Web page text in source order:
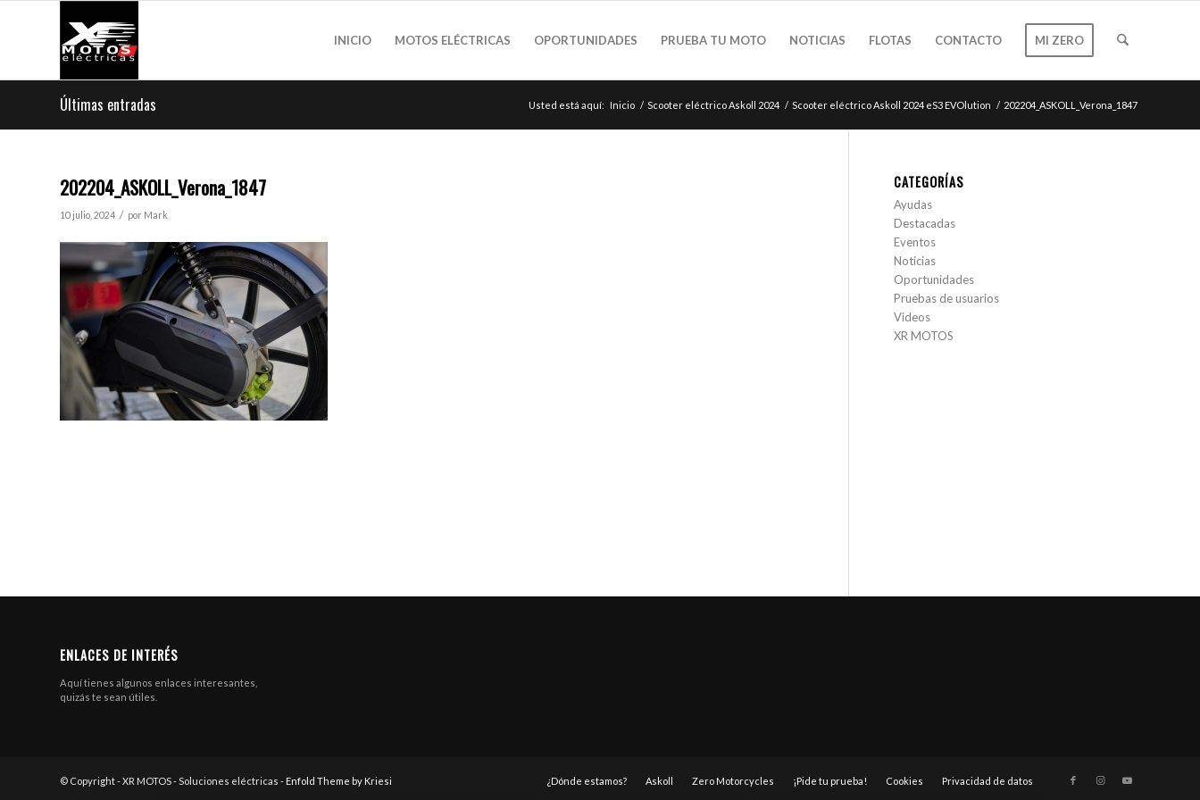
INICIO MOTOS ELÉCTRICAS OPORTUNIDADES PRUEBA TU MOTO NOTICIAS FLOTAS CONTACTO MI ZERO
Últimas entradas Usted está aquí: Inicio / Scooter eléctrico Askoll 2024 / Scooter eléctrico Askoll 2024 eS3 EVOlution / 202204_ASKOLL_Verona_1847
202204_ASKOLL_Verona_1847
10 julio, 2024 / por Mark
CATEGORÍAS
Ayudas
Destacadas
Eventos
Noticias
Oportunidades
Pruebas de usuarios
Videos
XR MOTOS
ENLACES DE INTERÉS
Aquí tienes algunos enlaces interesantes,
quizás te sean útiles.
© Copyright - XR MOTOS - Soluciones eléctricas - Enfold Theme by Kriesi ¿Dónde estamos? Askoll Zero Motorcycles ¡Pide tu prueba! Cookies Privacidad de datos